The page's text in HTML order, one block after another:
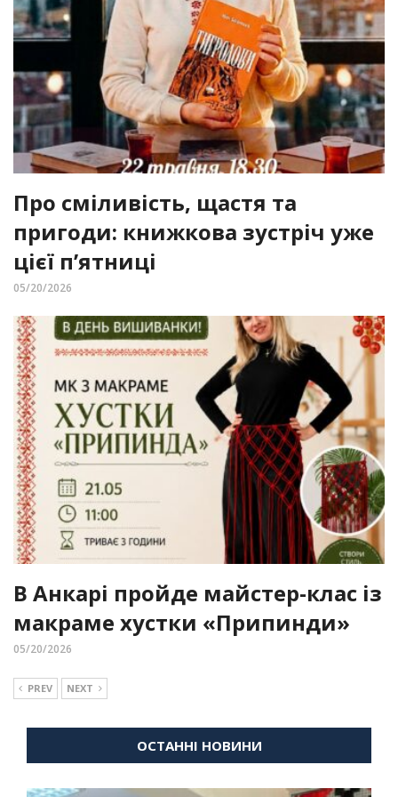
Про сміливість, щастя та
пригоди: книжкова зустріч уже
цієї п’ятниці
05/20/2026
В Анкарі пройде майстер-клас із
макраме хустки «Припинди»
05/20/2026
PREV NEXT
ОСТАННІ НОВИНИ